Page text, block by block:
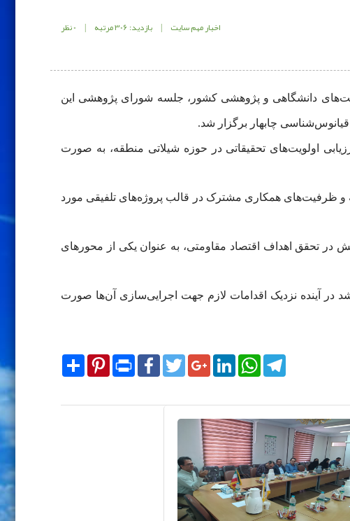
اخبار مهم سایت | بازدید: 306 مرتبه | 0 نظر
دانشگاهی و پژوهشی کشور، جلسه شورای پژوهشی این
چابهار برگزار شد.
اولویت‌های تحقیقاتی در حوزه شیلاتی منطقه، به صورت
و ظرفیت‌های همکاری مشترک در قالب پروژه‌های تلفیقی مورد
در تحقق اهداف اقتصاد مقاومتی، به عنوان یکی از محورهای
در آینده نزدیک اقدامات لازم جهت اجرایی‌سازی آن‌ها صورت
SharePinterest Print
FacebookTwitterGoogle+LinkedInWhatsAppTelegram